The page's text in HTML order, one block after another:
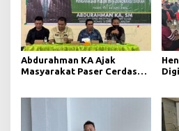
Abdurahman KA Ajak
Masyarakat Paser Cerdas